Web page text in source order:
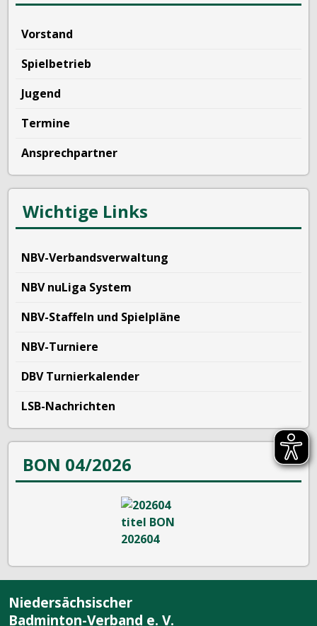
Vorstand
Spielbetrieb
Jugend
Termine
Ansprechpartner
Wichtige Links
NBV-Verbandsverwaltung
NBV nuLiga System
NBV-Staffeln und Spielpläne
NBV-Turniere
DBV Turnierkalender
LSB-Nachrichten
BON 04/2026
Niedersächsischer
Badminton-Verband e. V.